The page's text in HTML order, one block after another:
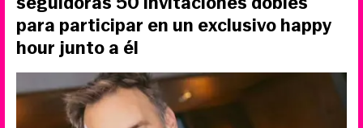
para participar en un exclusivo happy
hour junto a él